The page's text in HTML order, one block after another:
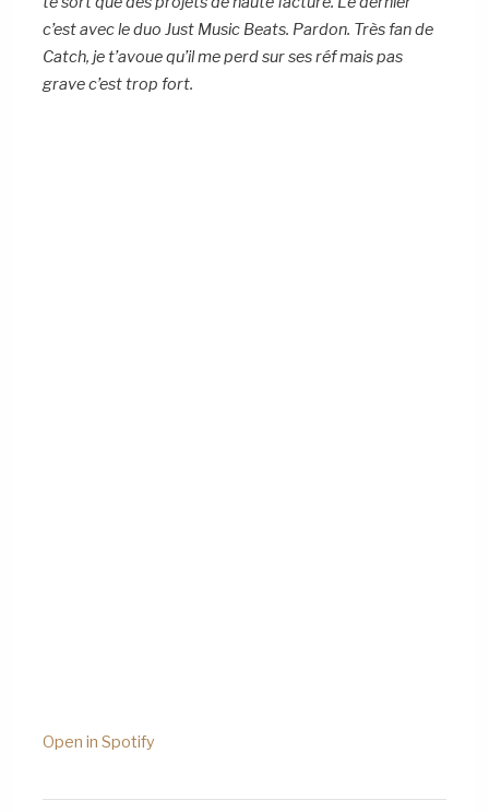
c’est avec le duo Just Music Beats. Pardon. Très fan de
Catch, je t’avoue qu’il me perd sur ses réf mais pas
grave c’est trop fort.
Open in Spotify